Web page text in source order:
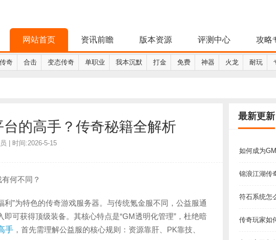
网站首页 资讯前瞻 版本资源 评测中心 攻略
奇 合击 变态传奇 单职业 我本沉默 打金 免费 神器 火龙 耐玩
的高手？传奇秘籍全解析
| 时间:2026-5-15
何不同？
”为特色的传奇游戏服务器。与传统氪金服不同，公益服通
可获得顶级装备。其核心特点是“GM透明化管理”，杜绝暗
手 ，首先需理解公益服的核心规则：资源靠肝、PK靠技、
最新更新
如何成为
锦浪江湖传
符石系统怎
传奇玩家如